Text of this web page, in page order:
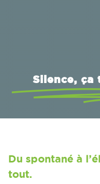
Silence, ça
Du spontané à
tout.